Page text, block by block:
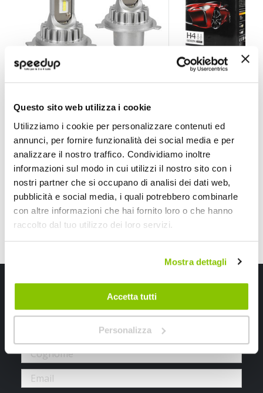
Questo sito web utilizza i cookie
Utilizziamo i cookie per personalizzare contenuti ed
annunci, per fornire funzionalità dei social media e per
analizzare il nostro traffico. Condividiamo inoltre
informazioni sul modo in cui utilizzi il nostro sito con i
nostri partner che si occupano di analisi dei dati web,
pubblicità e social media, i quali potrebbero combinarle
con altre informazioni che hai fornito loro o che hanno
raccolto dal tuo utilizzo dei loro servizi.
Mostra dettagli
Accetta tutti
Personalizza
6500K 15W H4 12V/24V
speciale
69,30 € -40%
CONSEGNA IN 48H Spedizione gratuita!
Bianco 6000k BIXENON
138,60 €
Spedizione gratuita!
Iscriviti alla newsletter Speedup
Ricevi subito uno sconto del 10% per il tuo primo acquisto online!